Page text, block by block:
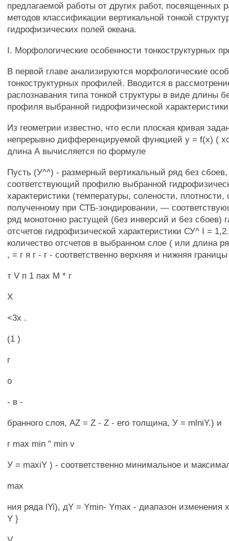
предлагаемой работы от других работ, посвященных
методов классификации вертикальной тонкой
гидрофизических полей океана.
I. Морфологические особенности тонкоструктурных
В первой главе анализируются морфологические
тонкоструктурных профилей. Вводится в
распознавания типа тонкой структуры в виде длины
профиля выбранной гидрофизической
Из геометрии известно, что если плоская кривая
непрерывно дифференцируемой функцией у = f(x) (
длина А вычисляется по формуле
Пусть (У^^) - размерный вертикальный ряд без сбоев,
соответствующий профилю выбранной
характеристики (температуры, солености, плотности,
полученному при СТБ-зондировании, —
ряд монотонно растущей (без инверсий и без сбоев)
отсчетов гидрофизической характеристики СУ^ I =
количество отсчетов в выбранном слое ( или длина
, = г я г - г - соответственно верхняя и нижняя
т V п 1 пах М * г
X
<3х .
(1 )
г
о
- в -
бранного слоя, АZ = Z - Z - его толщина, У = mlniY.) и
г max min " min v
У = maxiY ) - соответственно минимальное и
max
ния ряда lYi), дY = Ymin- Ymax - диапазон изменения
Y }